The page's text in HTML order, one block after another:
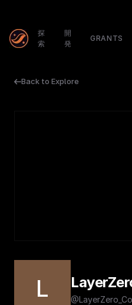
探
索
開
発
GRANTS
Back to Explore
L